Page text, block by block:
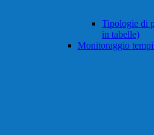
Tipologie di
in tabelle)
Monitoraggio